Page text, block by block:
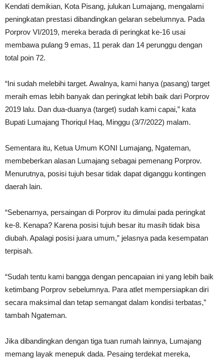
Kendati demikian, Kota Pisang, julukan Lumajang, mengalami
peningkatan prestasi dibandingkan gelaran sebelumnya. Pada
Porprov VI/2019, mereka berada di peringkat ke-16 usai
membawa pulang 9 emas, 11 perak dan 14 perunggu dengan
total poin 72.
“Ini sudah melebihi target. Awalnya, kami hanya (pasang) target
meraih emas lebih banyak dan peringkat lebih baik dari Porprov
2019 lalu. Dan dua-duanya (target) sudah kami capai,” kata
Bupati Lumajang Thoriqul Haq, Minggu (3/7/2022) malam.
Sementara itu, Ketua Umum KONI Lumajang, Ngateman,
membeberkan alasan Lumajang sebagai pemenang Porprov.
Menurutnya, posisi tujuh besar tidak dapat diganggu kontingen
daerah lain.
“Sebenarnya, persaingan di Porprov itu dimulai pada peringkat
ke-8. Kenapa? Karena posisi tujuh besar itu masih tidak bisa
diubah. Apalagi posisi juara umum,” jelasnya pada kesempatan
terpisah.
“Sudah tentu kami bangga dengan pencapaian ini yang lebih baik
ketimbang Porprov sebelumnya. Para atlet mempersiapkan diri
secara maksimal dan tetap semangat dalam kondisi terbatas,”
tambah Ngateman.
Jika dibandingkan dengan tiga tuan rumah lainnya, Lumajang
memang layak menepuk dada. Pesaing terdekat mereka,